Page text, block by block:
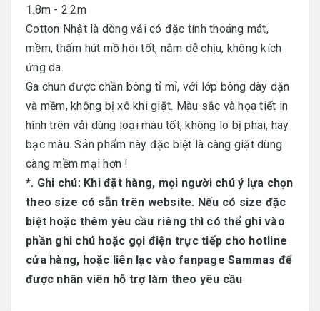
1.8m - 2.2m
Cotton Nhật là dòng vải có đặc tính thoáng mát,
mềm, thấm hút mồ hôi tốt, nằm dễ chịu, không kích
ứng da.
Ga chun được chần bông tỉ mỉ, với lớp bông dày dặn
và mềm, không bị xô khi giặt. Màu sắc và họa tiết in
hình trên vải dùng loại màu tốt, không lo bị phai, hay
bạc màu. Sản phẩm này đặc biệt là càng giặt dùng
càng mềm mại hơn !
*. Ghi chú: Khi đặt hàng, mọi người chú ý lựa chọn
theo size có sẵn trên website. Nếu có size đặc
biệt hoặc thêm yêu cầu riêng thì có thể ghi vào
phần ghi chú hoặc gọi điện trực tiếp cho hotline
cửa hàng, hoặc liên lạc vào fanpage Sammas để
được nhân viên hỗ trợ làm theo yêu cầu